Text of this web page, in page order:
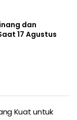
dan
17 Agustus
Kuat untuk